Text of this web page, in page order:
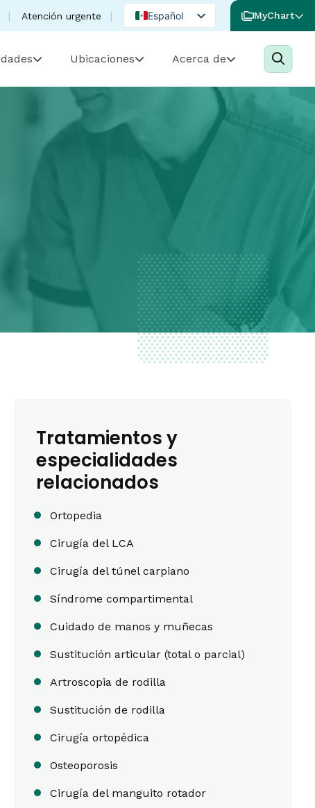
Atención urgente
Español
Portuguese
MyChart
Ubicaciones Acerca de
Tratamientos y
especialidades
relacionados
Ortopedia
Cirugía del LCA
Cirugía del túnel carpiano
Síndrome compartimental
Cuidado de manos y muñecas
Sustitución articular (total o parcial)
Artroscopia de rodilla
Sustitución de rodilla
Cirugía ortopédica
Osteoporosis
Cirugía del manguito rotador